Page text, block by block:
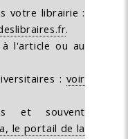
votre librairie :
.
l'article ou au
: voir
et souvent
le portail de la